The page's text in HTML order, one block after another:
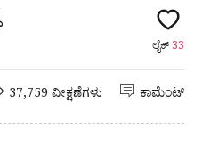
ಲೈಕ್ 33
ಕಾಮೆಂಟ್
37,759 ವೀಕ್ಷಣೆಗಳು